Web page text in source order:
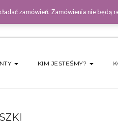
KIM JESTEŚMY?
zamówień. Zamówienia nie będą